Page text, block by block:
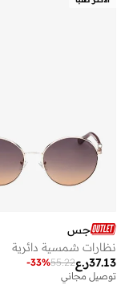
جس
نظارات شمسية دائرية
ر.ع37.13
55.22
-33%
توصيل مجاني